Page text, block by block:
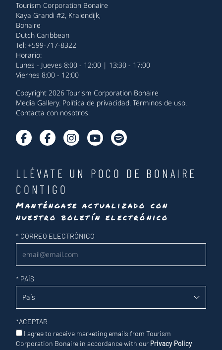
Tourism Corporation Bonaire
Kaya Grandi #2, Kralendijk,
Bonaire
Dutch Caribbean
Tel: +599-717-8322
Horario:
Lunes - Jueves 8:00 - 12:00 | 13:30 - 17:00
Viernes 8:00 - 12:00
Copyright 2026 Tourism Corporation Bonaire
Media Gallery. Política de privacidad. Términos de uso.
Contacta con nosotros.
LLÉVATE UN POCO DE BONAIRE
CONTIGO
Manténgase actualizado con
nuestro boletín electrónico
Newsletter
* CORREO ELECTRÓNICO
* PAÍS
*ACEPTAR
I agree to receive marketing emails from Tourism
Corporation Bonaire in accordance with our Privacy Policy